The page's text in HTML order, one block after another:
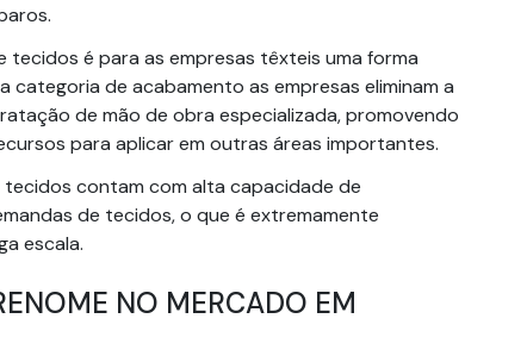
tecidos é para as empresas têxteis uma forma
de acabamento as empresas eliminam a
de mão de obra especializada, promovendo
para aplicar em outras áreas importantes.
tecidos contam com alta capacidade de
de tecidos, o que é extremamente
escala.
NO MERCADO EM